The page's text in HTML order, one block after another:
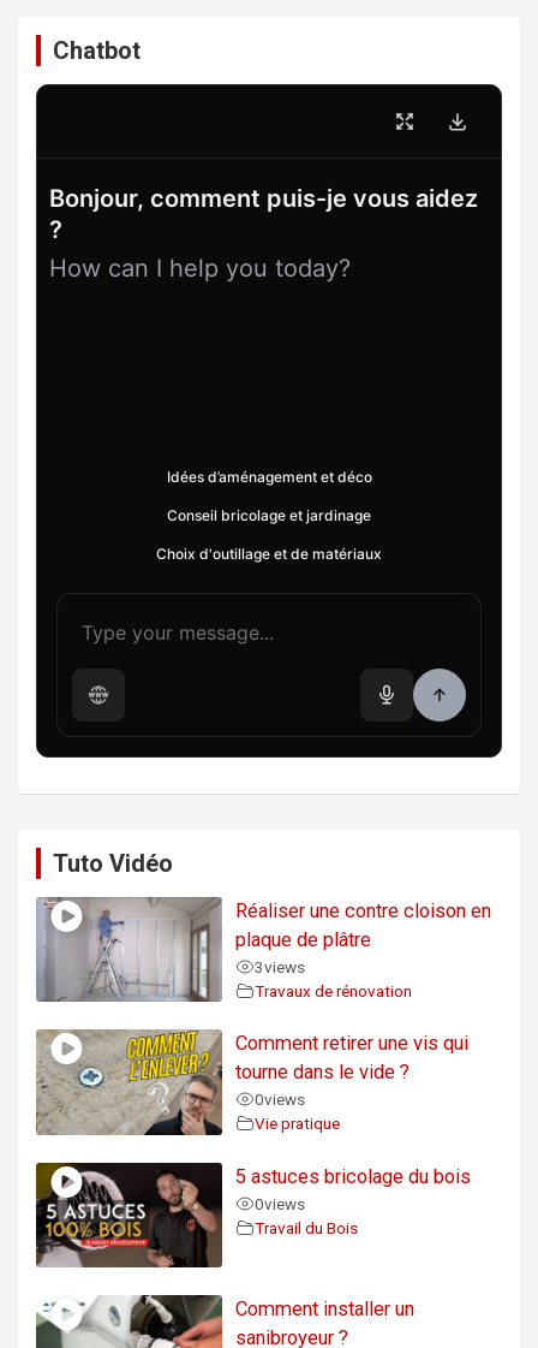
Chatbot
Bonjour, comment puis-je vous aidez
?
How can I help you today?
Idées d’aménagement et déco
Conseil bricolage et jardinage
Choix d'outillage et de matériaux
Tuto Vidéo
Réaliser une contre cloison en
plaque de plâtre
3views
Travaux de rénovation
Comment retirer une vis qui
tourne dans le vide ?
0views
Vie pratique
5 astuces bricolage du bois
0views
Travail du Bois
Comment installer un
sanibroyeur ?